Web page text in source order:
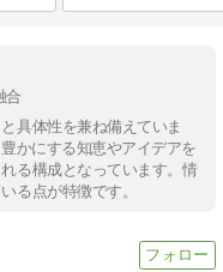
合
具体性を兼ね備えていま
かにする知恵やアイデアを
る構成となっています。情
る点が特徴です。